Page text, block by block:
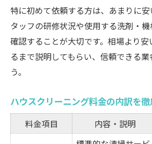
特に初めて依頼する方は、あまりに
タッフの研修状況や使用する洗剤・
確認することが大切です。相場より
るまで説明してもらい、信頼できる
う。
ハウスクリーニング料金の内訳を
料金項目 内容・説明